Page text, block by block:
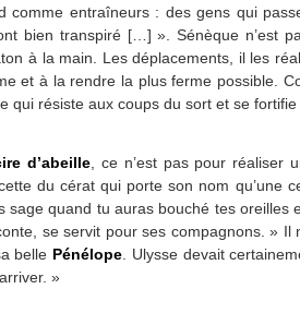
comme entraîneurs : des gens qui
bien transpiré […] ». Sénèque n’est
à la main. Les déplacements, il les
et à la rendre la plus ferme possible.
qui résiste aux coups du sort et se
d’abeille, ce n’est pas pour réaliser
du cérat qui porte son nom qu’une
quand tu auras bouché tes
se servit pour ses compagnons. »
belle Pénélope . Ulysse devait
»